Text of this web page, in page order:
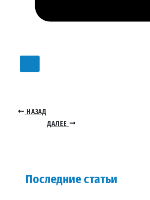
НАЗАД
ДАЛЕЕ
Последние статьи